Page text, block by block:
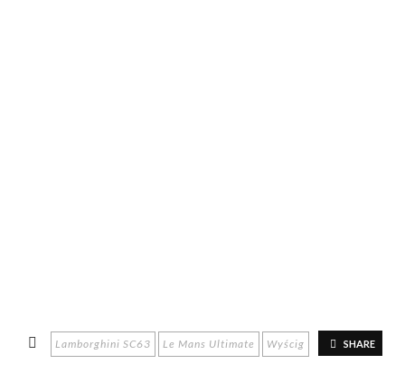
SHARE
Lamborghini SC63 Le Mans Ultimate Wyścig